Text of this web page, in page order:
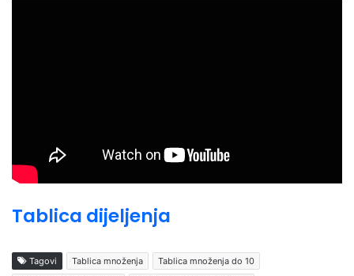
Tablica dijeljenja
Tagovi Tablica množenja
Tablica množenja do 10